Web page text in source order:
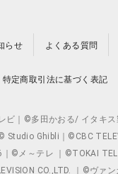
らせ よくある質問
特定商取引法に基づく表記
｜©多田かおる/ イタキ
Ghibli｜©CBC
～テレ ｜©TOKAI
CO.,LTD. ｜©ヴ